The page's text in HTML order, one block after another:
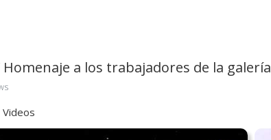
Homenaje a los trabajadores de la galería